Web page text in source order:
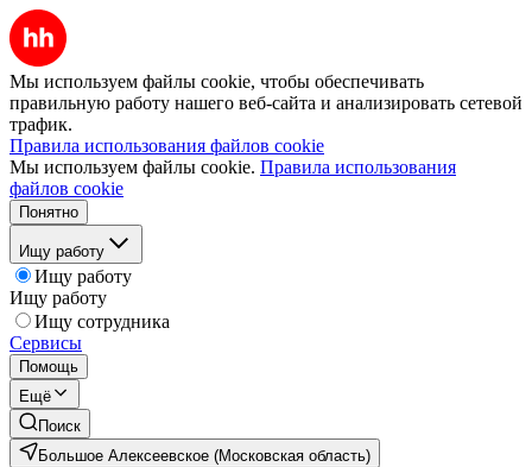
Мы используем файлы cookie, чтобы обеспечивать
правильную работу нашего веб-сайта и анализировать сетевой
трафик.
Правила использования файлов cookie
Мы используем файлы cookie. Правила использования
файлов cookie
Понятно
Ищу работу
Ищу работу
Ищу работу
Ищу сотрудника
Сервисы
Помощь
Ещё
Поиск
Большое Алексеевское (Московская область)